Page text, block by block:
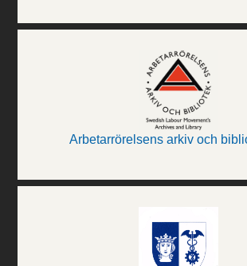
Arbetarrörelsens arkiv och